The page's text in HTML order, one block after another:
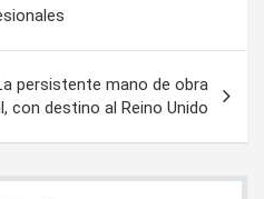
persistente mano de obra
con destino al Reino Unido